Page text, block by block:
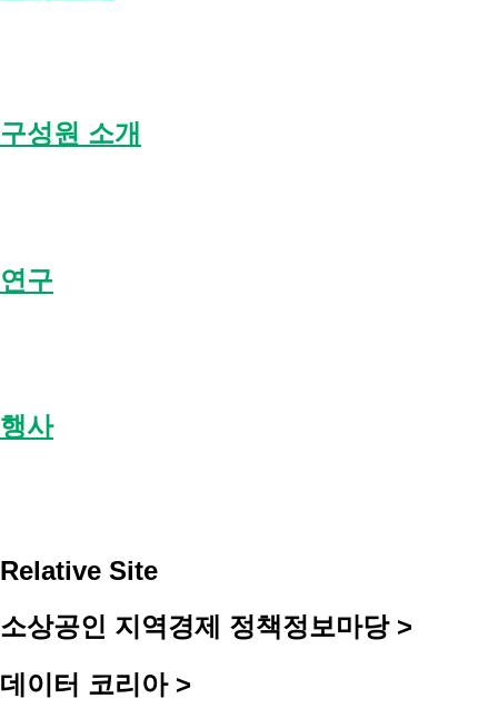
구성원 소개
연구
행사
Relative Site
소상공인 지역경제 정책정보마당 >
데이터 코리아 >